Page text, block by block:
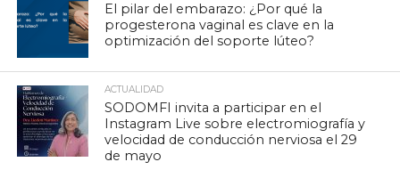
El pilar del embarazo: ¿Por qué la
progesterona vaginal es clave en la
optimización del soporte lúteo?
ACTUALIDAD
SODOMFI invita a participar en el
Instagram Live sobre electromiografía y
velocidad de conducción nerviosa el 29
de mayo